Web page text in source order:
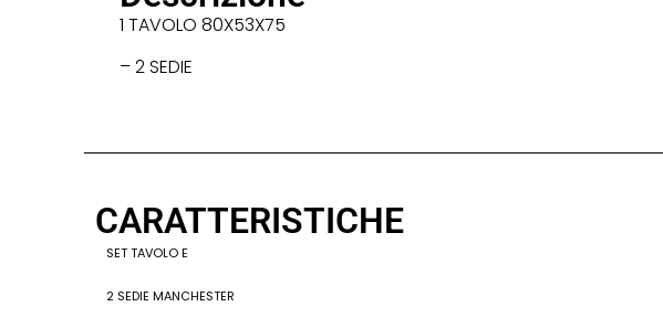
1 TAVOLO 80X53X75
– 2 SEDIE
CARATTERISTICHE
SET TAVOLO E
2 SEDIE MANCHESTER